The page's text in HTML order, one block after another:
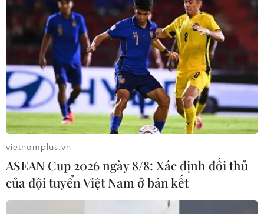
Nhà máy đi vào hoạt động góp phần giải quyết vấn đề
quá tải điện năng quốc gia hiện nay, thúc đẩy kinh tế
vùng phát triển và đưa Ninh Thuận trở thành Trung tâm
năng lượng tái tạo của cả nước.
vietnamplus.vn
ASEAN Cup 2026 ngày 8/8: Xác định đối thủ
của đội tuyển Việt Nam ở bán kết